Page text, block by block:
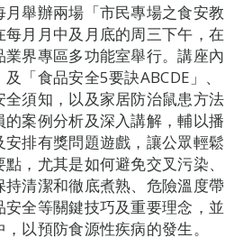
舉辦兩場「市民專場之食安教
月月中及月底的周三下午，在
界專區多功能室舉行。講座內
「食品安全5要訣ABCDE」、
須知，以及家居防治鼠患方法
案例分析及深入講解，輔以播
排有獎問題遊戲，讓公眾輕鬆
，尤其是如何避免交叉污染、
清潔和徹底煮熟、危險溫度帶
全等關鍵技巧及重要理念，並
以預防食源性疾病的發生。